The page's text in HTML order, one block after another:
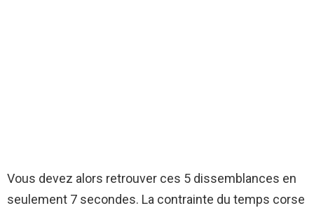
Vous devez alors retrouver ces 5 dissemblances en
seulement 7 secondes. La contrainte du temps corse